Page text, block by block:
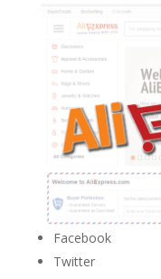
Facebook
Twitter